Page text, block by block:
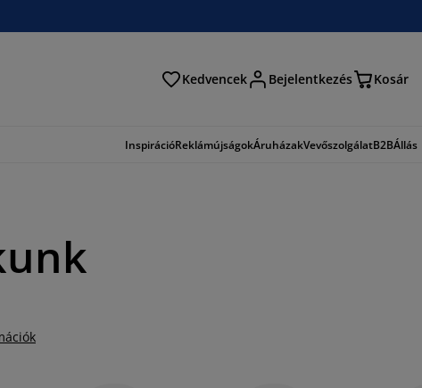
Kedvencek Bejelentkezés Kosár
InspirációReklámújságokÁruházakVevőszolgálatB2BÁllás